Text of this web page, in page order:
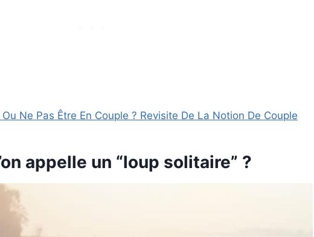
Ne Pas Être En Couple ? Revisite De La Notion De Couple
appelle un “loup solitaire” ?